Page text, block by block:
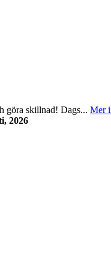
göra skillnad! Dags... Mer
2026